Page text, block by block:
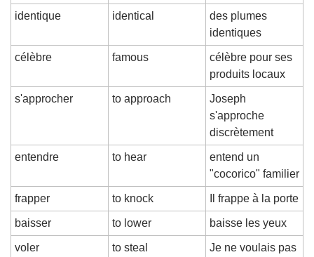
identique identical
des plumes
identiques
célèbre famous
célèbre pour ses
produits locaux
s'approcher to approach
Joseph
s'approche
discrètement
entendre to hear
entend un
"cocorico" familier
frapper to knock Il frappe à la porte
baisser to lower baisse les yeux
voler to steal
Je ne voulais pas